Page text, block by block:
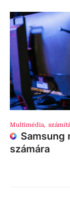
Multimédia,
Samsung
számára